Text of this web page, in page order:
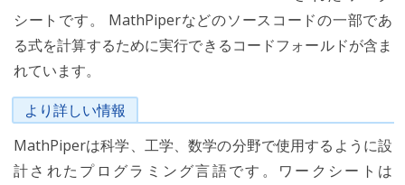
シートです。 MathPiperなどのソースコードの一部であ
る式を計算するために実行できるコードフォールドが含ま
れています。
より詳しい情報
MathPiperは科学、工学、数学の分野で使用するように設
計されたプログラミング言語です。ワークシートは